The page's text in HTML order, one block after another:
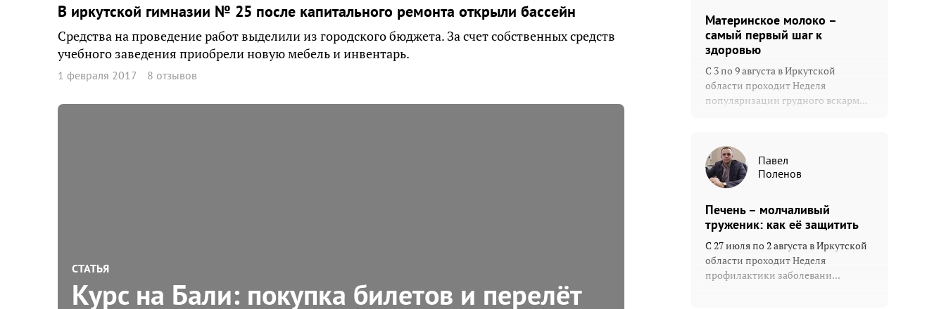
В иркутской гимназии № 25 после капитального ремонта открыли бассейн
Средства на проведение работ выделили из городского бюджета. За счет собственных средств
учебного заведения приобрели новую мебель и инвентарь.
1 февраля 2017 8 отзывов
СТАТЬЯ
Курс на Бали: покупка билетов и перелёт
Материнское молоко –
самый первый шаг к
здоровью
С 3 по 9 августа в Иркутской
области проходит Неделя
популяризации грудного вскарм...
Павел
Поленов
Печень – молчаливый
труженик: как её защитить
С 27 июля по 2 августа в Иркутской
области проходит Неделя
профилактики заболевани...